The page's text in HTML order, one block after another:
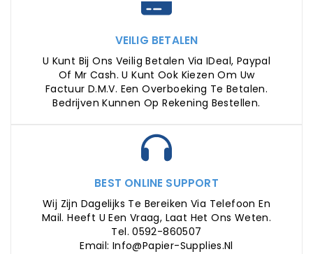
VEILIG BETALEN
U Kunt Bij Ons Veilig Betalen Via IDeal, Paypal
Of Mr Cash. U Kunt Ook Kiezen Om Uw
Factuur D.m.v. Een Overboeking Te Betalen.
Bedrijven Kunnen Op Rekening Bestellen.
BEST ONLINE SUPPORT
Wij Zijn Dagelijks Te Bereiken Via Telefoon En
Mail. Heeft U Een Vraag, Laat Het Ons Weten.
Tel. 0592-860507
Email: Info@papier-Supplies.nl